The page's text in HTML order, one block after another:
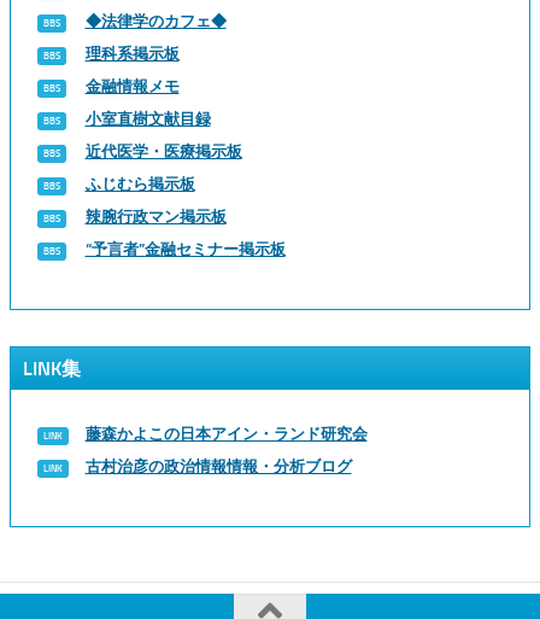
◆法律学のカフェ◆
理科系掲示板
金融情報メモ
小室直樹文献目録
近代医学・医療掲示板
ふじむら掲示板
辣腕行政マン掲示板
“予言者”金融セミナー掲示板
LINK集
藤森かよこの日本アイン・ランド研究会
古村治彦の政治情報情報・分析ブログ